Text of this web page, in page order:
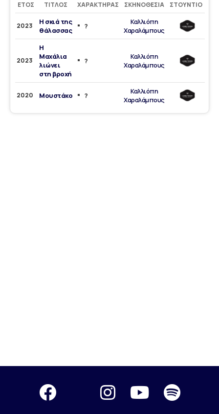
ΈΤΟΣ ΤΊΤΛΟΣ ΧΑΡΑΚΤΉΡΑΣ ΣΚΗΝΟΘΕΣΊΑ ΣΤΟΎΝΤΙΟ
2023
Η σκιά της
θάλασσας
?
Καλλιόπη
Χαραλάμπους
2023
Η
Μαχάλια
λιώνει
στη βροχή
?
Καλλιόπη
Χαραλάμπους
2020 Μουστάκο ?
Καλλιόπη
Χαραλάμπους